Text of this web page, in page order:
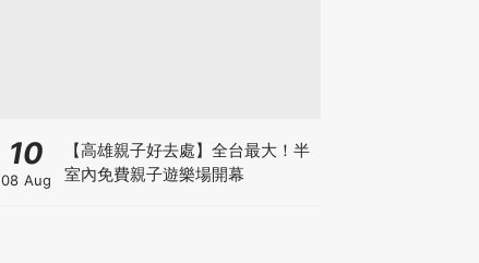
10
08 Aug
【高雄親子好去處】全台最大！半
室內免費親子遊樂場開幕